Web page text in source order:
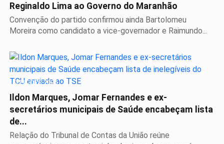
Reginaldo Lima ao Governo do Maranhão
Convenção do partido confirmou ainda Bartolomeu
Moreira como candidato a vice-governador e Raimundo...
ELEIÇÕES 2026
Ildon Marques, Jomar Fernandes e ex-
secretários municipais de Saúde encabeçam lista
de...
Relação do Tribunal de Contas da União reúne